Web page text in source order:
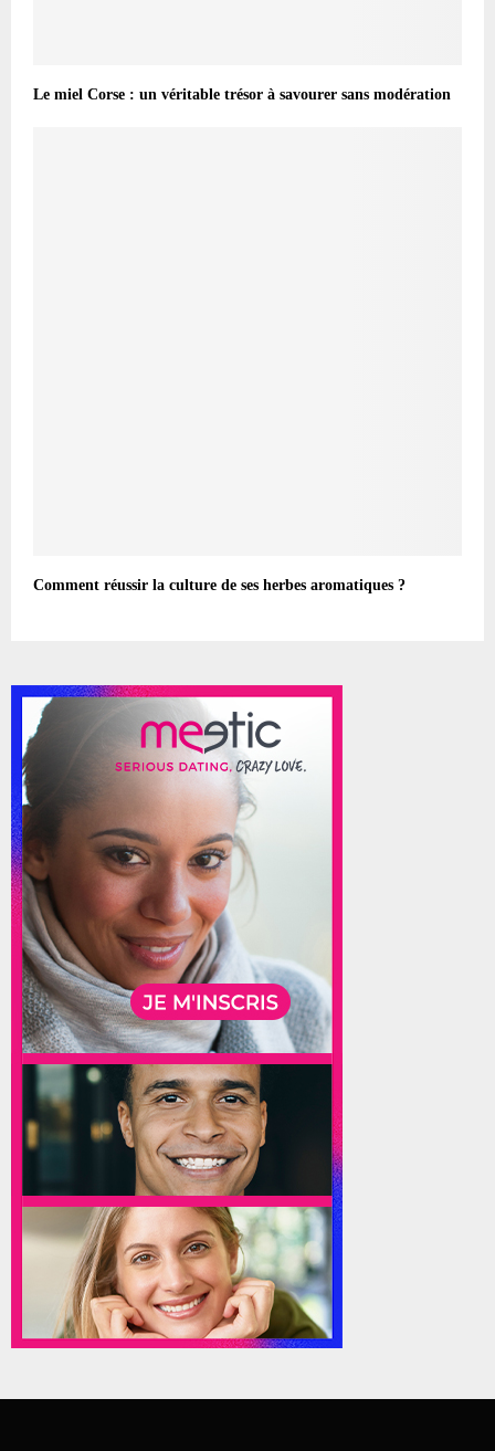
Le miel Corse : un véritable trésor à savourer sans modération
Comment réussir la culture de ses herbes aromatiques ?